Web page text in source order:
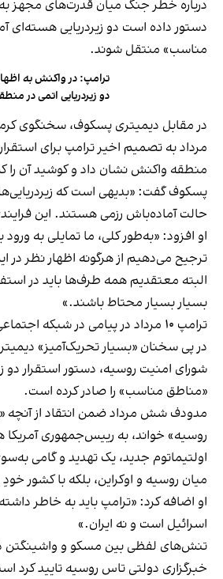
درباره خطر جنگ میان قدرت‌های مجهز
دستور داده است دو زیردریایی هسته‌ای
مناسب» منتقل شوند.
ترامپ: در واکنش به
دو زیردریایی اتمی در
مرداد به تصمیم اخیر ترامپ برای استقرار
منطقه واکنش نشان داد و کوشید آن
پسکوف گفت: «بدیهی است که
حالت آماده‌باش رزمی هستند. این
او افزود: «به‌طور کلی، ما تمایلی به
ترجیح می‌دهیم از هرگونه اظهار نظر در
البته معتقدیم همه طرف‌ها باید در
بسیار بسیار محتاط باشند.»
ترامپ ۱۰ مرداد در پیامی در شبکه
در پی سخنان «بسیار تحریک‌آمیز»
شورای امنیت روسیه، دستوراستقرار دو
«مناطق مناسب» را صادر کرده است.
مدودف شش مرداد ضمن انتقاد از آنچه
روسیه» خواند، به رییس‌جمهوری آمریکا
اولتیماتوم جدید، یک تهدید و گامی
میان روسیه و اوکراین، بلکه با کشور
او اضافه کرد: «ترامپ باید به خاطر
اسرائیل است و نه ایران.»
تنش‌های لفظی بین مسکو و واشینگتن
خبرگزاری دولتی تاس روسیه تایید کرد